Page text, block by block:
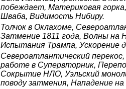
побеждает, Материковая
Шваба, Видимость Нибиру.
Толчок в Оклахоме,
Затмение 1811 года, Волны на
Испытания Трампа, Ускорение
Североатлантический
работе в Супервторник,
Сокрытие НЛО, Уэльский
поводу затмения, Нападение